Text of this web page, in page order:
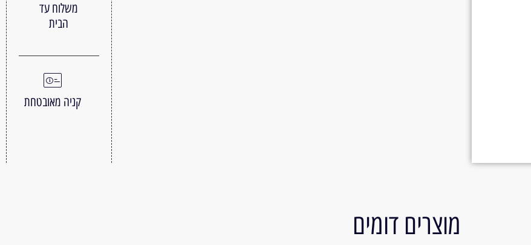
משלוח עד
הבית
קניה מאובטחת
מוצרים דומים